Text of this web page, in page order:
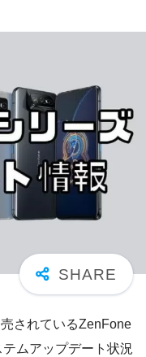
されているZenFone
ムアップデート状況